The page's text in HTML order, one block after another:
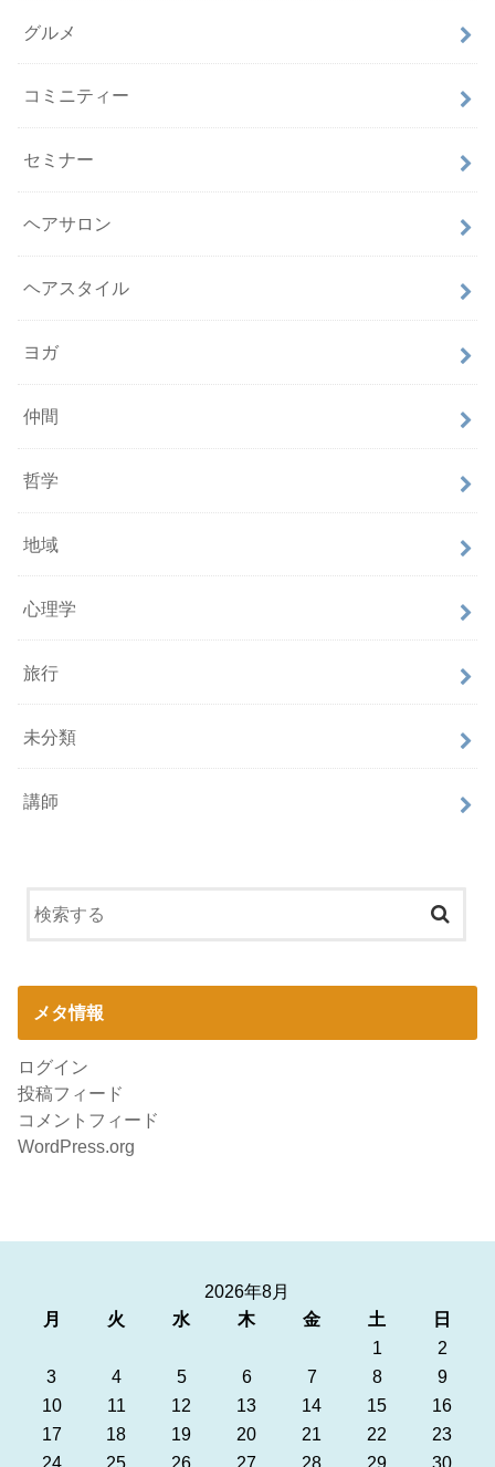
グルメ
コミニティー
セミナー
ヘアサロン
ヘアスタイル
ヨガ
仲間
哲学
地域
心理学
旅行
未分類
講師
メタ情報
ログイン
投稿フィード
コメントフィード
WordPress.org
2026年8月
月
火 水 木 金 土
日
1
2
3
4 5 6 7 8
9
10
11 12 13 14 15
16
17
18 19 20 21 22
23
24
25 26 27 28 29 30